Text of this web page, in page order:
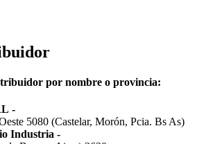
por nombre o provincia:
-
5080 (Castelar, Morón, Pcia. Bs As)
Industria -